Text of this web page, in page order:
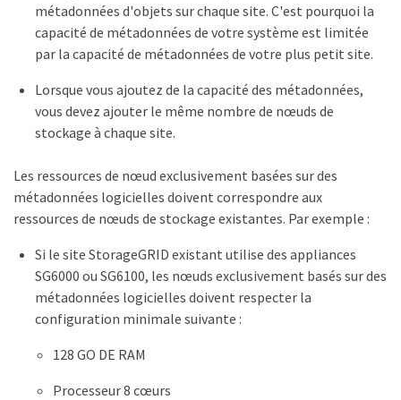
métadonnées d'objets sur chaque site. C'est pourquoi la
capacité de métadonnées de votre système est limitée
par la capacité de métadonnées de votre plus petit site.
Lorsque vous ajoutez de la capacité des métadonnées,
vous devez ajouter le même nombre de nœuds de
stockage à chaque site.
Les ressources de nœud exclusivement basées sur des
métadonnées logicielles doivent correspondre aux
ressources de nœuds de stockage existantes. Par exemple :
Si le site StorageGRID existant utilise des appliances
SG6000 ou SG6100, les nœuds exclusivement basés sur des
métadonnées logicielles doivent respecter la
configuration minimale suivante :
128 GO DE RAM
Processeur 8 cœurs